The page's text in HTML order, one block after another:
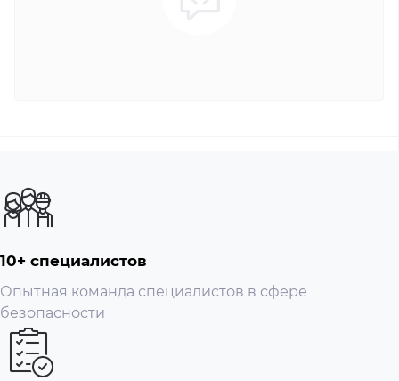
10+ специалистов
Опытная команда специалистов в сфере
безопасности